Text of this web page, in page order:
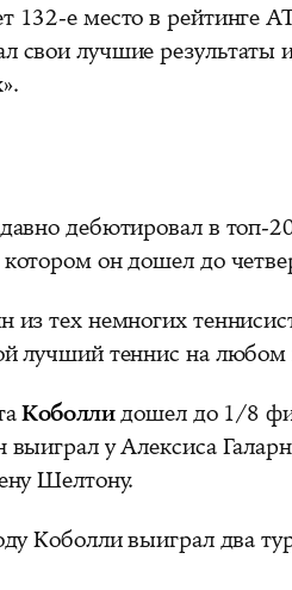
132-е место в рейтинге
свои лучшие результаты
дебютировал в топ-
он дошел до
из тех немногих
лучший теннис на
Коболлидошел до 1/8
выиграл у Алексиса
Шелтону.
Коболли выиграл два